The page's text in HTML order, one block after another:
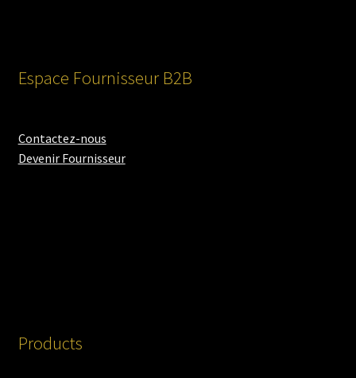
Espace Fournisseur B2B
Contactez-nous
Devenir Fournisseur
Products